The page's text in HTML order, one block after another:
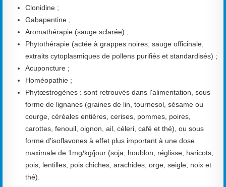
Clonidine ;
Gabapentine ;
Aromathérapie (sauge sclarée) ;
Phytothérapie (actée à grappes noires, sauge officinale,
extraits cytoplasmiques de pollens purifiés et standardisés) ;
Acuponcture ;
Homéopathie ;
Phytœstrogènes : sont retrouvés dans l'alimentation, sous
forme de lignanes (graines de lin, tournesol, sésame ou
courge, céréales entières, cerises, pommes, poires,
carottes, fenouil, oignon, ail, céleri, café et thé), ou sous
forme d'isoflavones à effet plus important à une dose
maximale de 1mg/kg/jour (soja, houblon, réglisse, haricots,
pois, lentilles, pois chiches, arachides, orge, seigle, noix et
thé).